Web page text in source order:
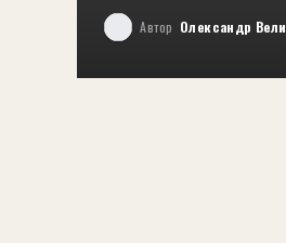
Автор Олександр Великий